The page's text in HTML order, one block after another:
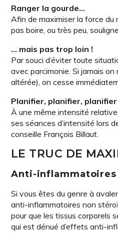
Ranger la gourde…
Afin de maximiser la force du
pas boire, ou très peu,
… mais pas trop loin !
Par souci d’éviter toute
avec parcimonie. Si jamais
altérée), on cesse
Planifier, planifier, planifier
À une même intensité
ses séances d’intensité lors
conseille François Billaut.
LE TRUC DE
Anti-inflammatoires
Si vous êtes du genre à
anti-inflammatoires non
pour que les tissus corporels
qui est dénué d’effets anti-